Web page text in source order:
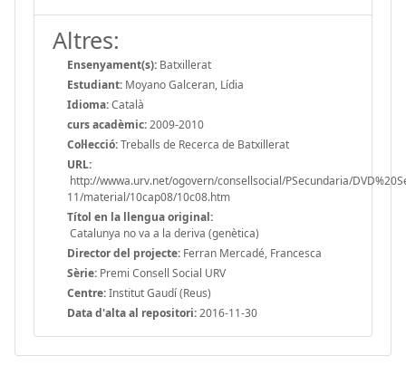
Altres:
Ensenyament(s): Batxillerat
Estudiant: Moyano Galceran, Lídia
Idioma:Català
curs acadèmic:2009-2010
Col·lecció:Treballs de Recerca de Batxillerat
URL:
http://wwwa.urv.net/ogovern/consellsocial/PSecundaria/
11/material/10cap08/10c08.htm
Títol en la llengua original:
Catalunya no va a la deriva (genètica)
Director del projecte: Ferran Mercadé, Francesca
Sèrie: Premi Consell Social URV
Centre:Institut Gaudí (Reus)
Data d'alta al repositori:2016-11-30